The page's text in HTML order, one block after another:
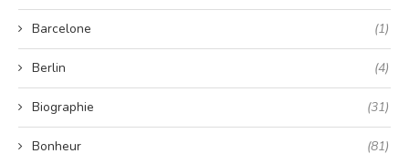
Barcelone (1)
Berlin (4)
Biographie (31)
Bonheur (81)